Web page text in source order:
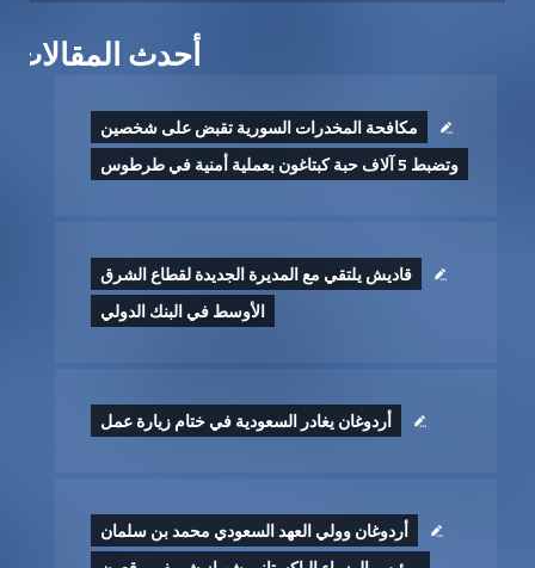
أحدث المقالات
مكافحة المخدرات السورية تقبض على شخصين
وتضبط 5 آلاف حبة كبتاغون بعملية أمنية في طرطوس
قاديش يلتقي مع المديرة الجديدة لقطاع الشرق
الأوسط في البنك الدولي
أردوغان يغادر السعودية في ختام زيارة عمل
أردوغان وولي العهد السعودي محمد بن سلمان